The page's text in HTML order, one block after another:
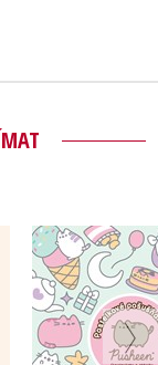
Pusheen:
Claire